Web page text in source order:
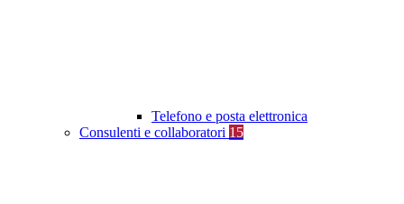
Telefono e posta elettronica
Consulenti e collaboratori 15